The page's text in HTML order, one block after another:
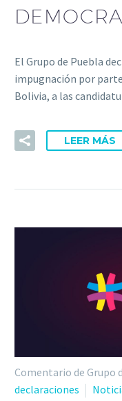
El Grupo de Puebla
impugnación por
Bolivia, a las
LEER MÁS
Comentario de Grupo
declaraciones